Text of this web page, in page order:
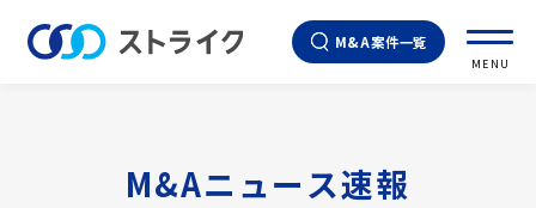
M&A案件一覧
MENU
M&Aニュース速報